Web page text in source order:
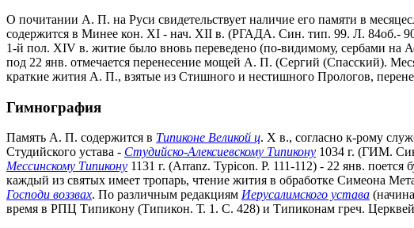
О почитании А. П. на Руси свидетельствует наличие его памяти в
содержится в Минее кон. XI - нач. XII в. (РГАДА. Син. тип. 99. Л. 84об.-
1-й пол. XIV в. житие было вновь переведено (по-видимому, сербами на
под 22 янв. отмечается перенесение мощей А. П. (Сергий (Спасский).
краткие жития А. П., взятые из Стишного и нестишного Прологов,
Гимнография
Память А. П. содержится в Типиконе Великой ц. Х в., согласно к-рому
Студийского устава - Студийско-Алексиевскому Типикону 1034 г. (ГИМ.
Мессинскому Типикону 1131 г. (Аrranz. Typicon. P. 111-112) - 22 янв. поется
каждый из святых имеет тропарь, чтение жития в обработке Симеона
Господи воззвах. По различным редакциям Иерусалимского устава
время в РПЦ Типикону (Типикон. Т. 1. С. 428) и Типиконам греч. Церквей